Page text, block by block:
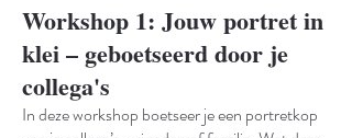
Workshop 1: Jouw portret in
klei – geboetseerd door je
collega's
In deze workshop boetseer je een portretkop